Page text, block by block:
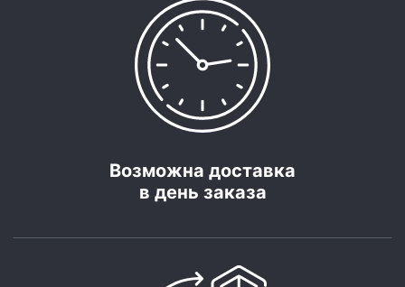
Возможна доставка
в день заказа